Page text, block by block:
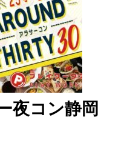
夜コン静岡